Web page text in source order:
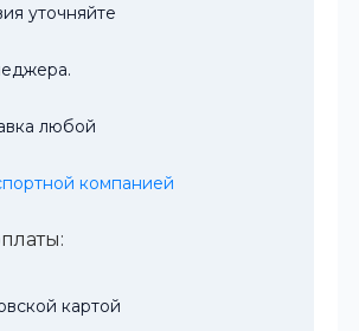
уточняйте
любой
компанией
картой